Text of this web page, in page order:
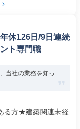
休126日/9日連続
ト専門職
当社の業務を知っ
る方★建築関連未経